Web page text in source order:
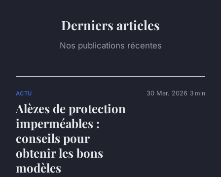
Derniers articles
Nos publications récentes
ACTU
Alèzes de protection
imperméables :
conseils pour
obtenir les bons
modèles
30 Mar. 2026 3 min